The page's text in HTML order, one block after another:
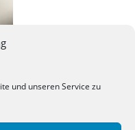
und unseren Service zu